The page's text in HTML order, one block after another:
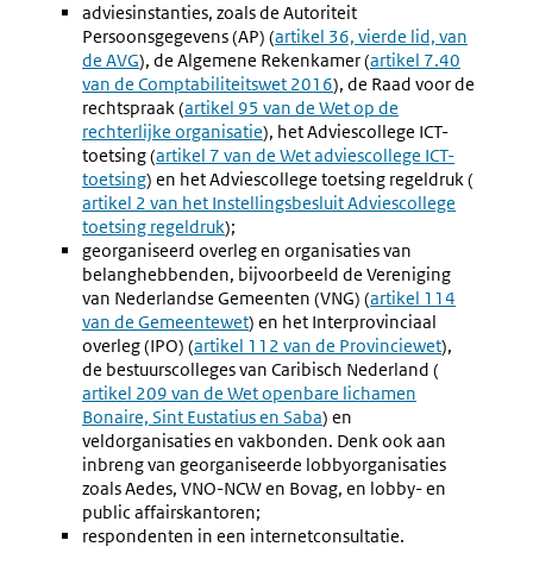
adviesinstanties, zoals de Autoriteit
Persoonsgegevens (AP) (Externe
link:
artikel 36, vierde lid, van
de AVG), de Algemene Rekenkamer (Externe
link:
artikel 7.40
van de Comptabiliteitswet 2016), de Raad voor de
rechtspraak (Externe
link:
artikel 95 van de Wet op de
rechterlijke organisatie), het Adviescollege ICT-
toetsing (Externe
link:
artikel 7 van de Wet adviescollege ICT-
toetsing) en het Adviescollege toetsing regeldruk (
artikel 2 van het Instellingsbesluit Adviescollege
toetsing regeldruk);
georganiseerd overleg en organisaties van
belanghebbenden, bijvoorbeeld de Vereniging
van Nederlandse Gemeenten (VNG) (Externe
link:
artikel 114
van de Gemeentewet) en het Interprovinciaal
overleg (IPO) (Externe
link:
artikel 112 van de Provinciewet),
de bestuurscolleges van Caribisch Nederland (
artikel 209 van de Wet openbare lichamen
Bonaire, Sint Eustatius en Saba) en
veldorganisaties en vakbonden. Denk ook aan
inbreng van georganiseerde lobbyorganisaties
zoals Aedes, VNO-NCW en Bovag, en lobby- en
public affairskantoren;
respondenten in een internetconsultatie.